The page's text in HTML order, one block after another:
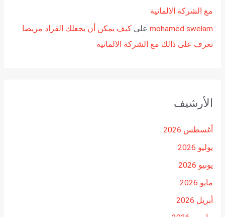
مع الشركة الالمانية
mohamed swelamعلى كيف يمكن أن يجعلك القراد مريضا
تعرف على ذالك مع الشركة الالمانية
الأرشيف
أغسطس 2026
يوليو 2026
يونيو 2026
مايو 2026
أبريل 2026